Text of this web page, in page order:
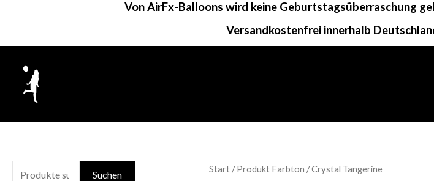
springen
Von AirFx-Balloons wird keine Geburtstagsüberraschung
Versandkostenfrei innerhalb
Suchen Start/ Produkt Farbton / Crystal Tangerine